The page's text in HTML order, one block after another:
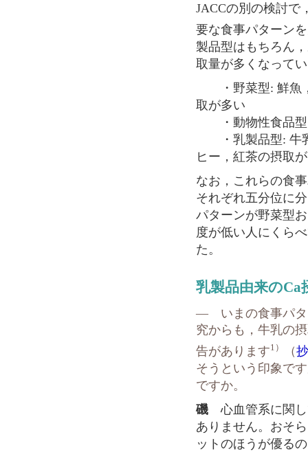
JACCの別の検討で
要な食事パターン
製品型はもちろん
取量が多くなって
・野菜型: 鮮魚，
取が多い
・動物性食品型:
・乳製品型: 牛乳
ヒー，紅茶の摂取
なお，これらの食
それぞれ五分位に
パターンが野菜型
度が低い人にくら
た。
乳製品由来のCa
― いまの食事パタ
究からも，牛乳の
告があります1） （
そうという印象で
ですか。
磯心血管系に関
ありません。おそ
ットのほうが優る